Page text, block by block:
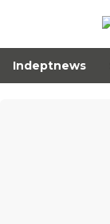
Indeptnews